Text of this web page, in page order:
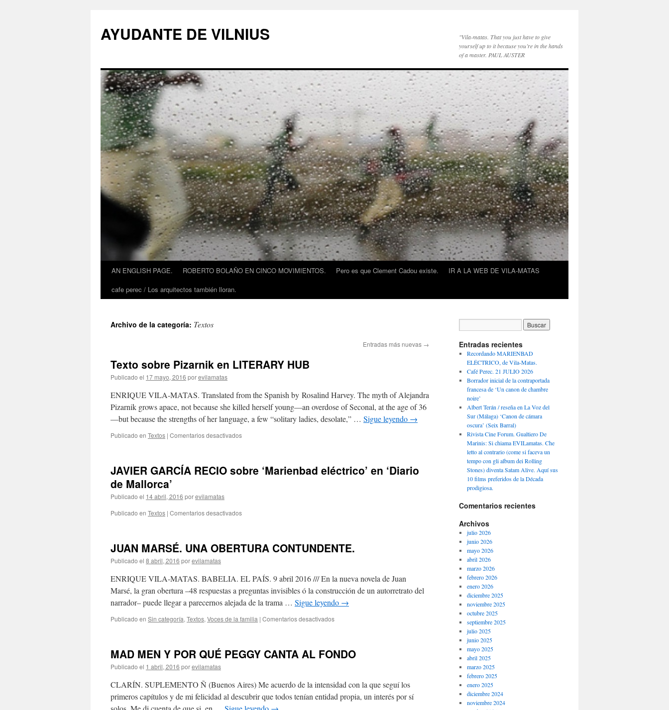
AYUDANTE DE VILNIUS
"Vila-matas. That you just have to give
yourself up to it because you’re in the hands
of a master. PAUL AUSTER
AN ENGLISH PAGE. ROBERTO BOLAÑO EN CINCO MOVIMIENTOS. Pero es que Clement Cadou existe.
IR A LA WEB DE VILA-MATAS
cafe perec / Los arquitectos también lloran.
Archivo de la categoría: Textos
Entradas más nuevas →
Texto sobre Pizarnik en LITERARY HUB
Publicado el 17 mayo, 2016 porevilamatas
ENRIQUE VILA-MATAS. Translated from the Spanish by Rosalind Harvey. The myth of Alejandra
Pizarnik grows apace, not because she killed herself young—an overdose of Seconal, at the age of 36
—but because the strengths of her language, a few “solitary ladies, desolate,” … Sigue leyendo →
Publicado en Textos | Comentarios desactivados
JAVIER GARCÍA RECIO sobre ‘Marienbad eléctrico’ en ‘Diario
de Mallorca’
Publicado el 14 abril, 2016 porevilamatas
Publicado en Textos | Comentarios desactivados
JUAN MARSÉ. UNA OBERTURA CONTUNDENTE.
Publicado el 8 abril, 2016 porevilamatas
ENRIQUE VILA-MATAS. BABELIA. EL PAÍS. 9 abril 2016 /// En la nueva novela de Juan
Marsé, la gran obertura –48 respuestas a preguntas invisibles ó la construcción de un autorretrato del
narrador– puede llegar a parecernos alejada de la trama … Sigue leyendo →
Publicado en Sin categoría, Textos, Voces de la familia | Comentarios desactivados
MAD MEN Y POR QUÉ PEGGY CANTA AL FONDO
Publicado el 1 abril, 2016 porevilamatas
CLARÍN. SUPLEMENTO Ñ (Buenos Aires) Me acuerdo de la intensidad con la que seguí los
primeros capítulos y de mi felicidad al descubrir que todos tenían entidad propia, un interés por sí
Entradas recientes
Recordando MARIENBAD
ELÉCTRICO, de Vila-Matas.
Café Perec. 21 JULIO 2026
Borrador inicial de la contraportada
francesa de ‘Un canon de chambre
noire’
Albert Terán / reseña en La Voz del
Sur (Málaga) ‘Canon de cámara
oscura’ (Seix Barral)
Rivista Cine Forum. Gualtiero De
Marinis: Si chiama EVILamatas. Che
letto al contrario (come si faceva un
tempo con gli album dei Rolling
Stones) diventa Satam Alive. Aquí sus
10 films preferidos de la Década
prodigiosa.
Comentarios recientes
Archivos
julio 2026
junio 2026
mayo 2026
abril 2026
marzo 2026
febrero 2026
enero 2026
diciembre 2025
noviembre 2025
octubre 2025
septiembre 2025
julio 2025
junio 2025
mayo 2025
abril 2025
marzo 2025
febrero 2025
enero 2025
diciembre 2024
noviembre 2024